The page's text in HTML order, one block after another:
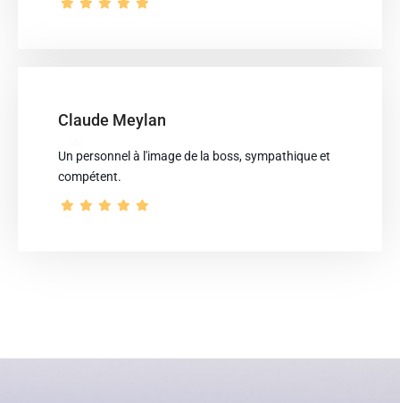
Claude Meylan
Un personnel à l'image de la boss, sympathique et
compétent.